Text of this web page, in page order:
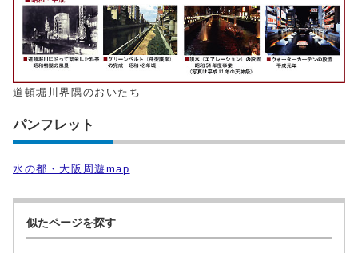
道頓堀川界隅のおいたち
パンフレット
水の都・大阪周遊map
似たページを探す